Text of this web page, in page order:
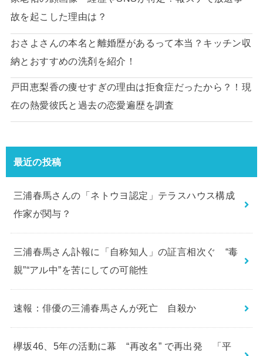
故を起こした理由は？
おさよさんの本名と離婚歴があるって本当？キッチン収
納とおすすめの洗剤を紹介！
戸田恵梨香の痩せすぎの理由は拒食症だったから？！現
在の熱愛彼氏と過去の恋愛遍歴を調査
最近の投稿
三浦春馬さんの「ネトウヨ認定」テラスハウス構成
作家が関与？
三浦春馬さん訃報に「自称知人」の証言相次ぐ “毒
親”“アル中”を苦にしての可能性
速報：俳優の三浦春馬さんが死亡 自殺か
欅坂46、5年の活動に幕 “再改名” で再出発 「平